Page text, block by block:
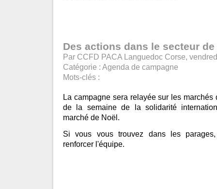
Des actions dans le secteur de
Par CCFD PACA Languedoc Corse,
Catégorie : Agenda de campagne
Mots-clés :
La campagne sera relayée sur les
de la semaine de la solidarité
marché de Noël.
Si vous vous trouvez dans les
renforcer l'équipe.